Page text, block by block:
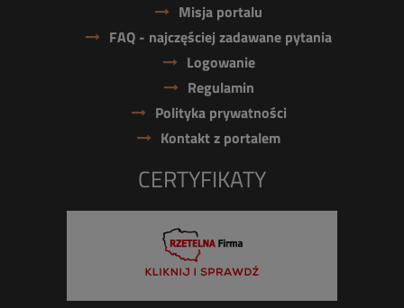
Misja portalu
FAQ - najczęściej zadawane pytania
Logowanie
Regulamin
Polityka prywatności
Kontakt z portalem
CERTYFIKATY